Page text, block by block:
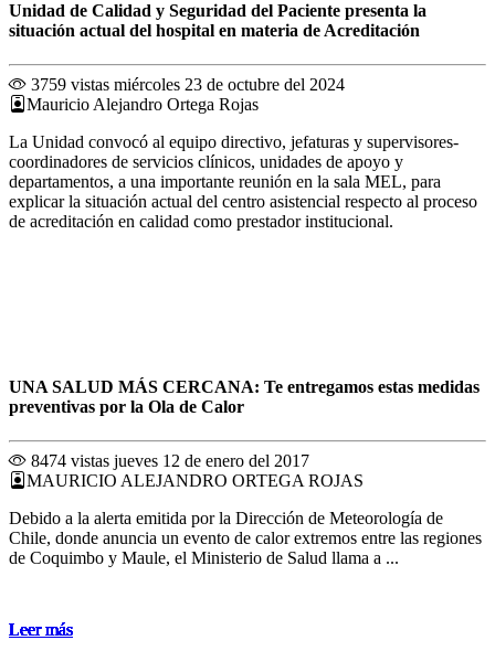
Leer más
Leer más
Leer más
Leer más
Unidad de Calidad y Seguridad del Paciente presenta la
situación actual del hospital en materia de Acreditación
3759 vistas miércoles 23 de octubre del 2024
Mauricio Alejandro Ortega Rojas
La Unidad convocó al equipo directivo, jefaturas y supervisores-
coordinadores de servicios clínicos, unidades de apoyo y
departamentos, a una importante reunión en la sala MEL, para
explicar la situación actual del centro asistencial respecto al proceso
de acreditación en calidad como prestador institucional.
Leer más
UNA SALUD MÁS CERCANA: Te entregamos estas medidas
preventivas por la Ola de Calor
8474 vistas jueves 12 de enero del 2017
MAURICIO ALEJANDRO ORTEGA ROJAS
Debido a la alerta emitida por la Dirección de Meteorología de
Chile, donde anuncia un evento de calor extremos entre las regiones
de Coquimbo y Maule, el Ministerio de Salud llama a ...
Leer más
Leer más
Leer más
Leer más
Leer más
Leer más
Leer más